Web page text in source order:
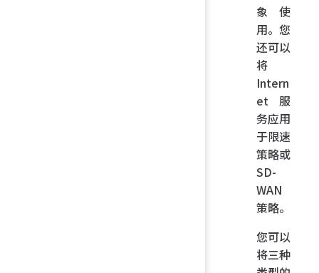
象使
用。您
还可以
将
Intern
et 服
务应用
于限速
策略或
SD-
WAN
策略。
您可以
将三种